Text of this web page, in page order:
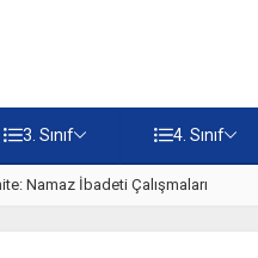
3. Sınıf 4. Sınıf
Çöz